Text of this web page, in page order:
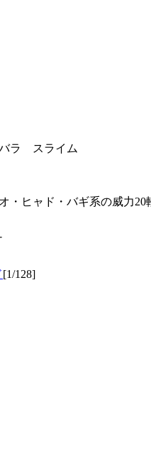
ラ スライム
・ヒャド・バギ系の威力20
[1/128]